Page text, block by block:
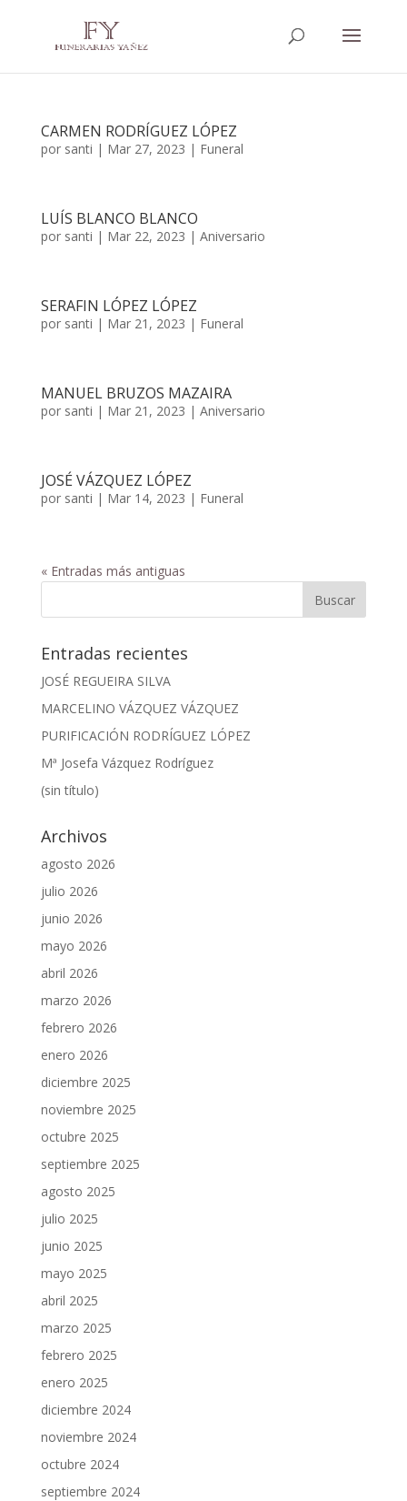
CARMEN RODRÍGUEZ LÓPEZ
por santi | Mar 27, 2023 | Funeral
LUÍS BLANCO BLANCO
por santi | Mar 22, 2023 | Aniversario
SERAFIN LÓPEZ LÓPEZ
por santi | Mar 21, 2023 | Funeral
MANUEL BRUZOS MAZAIRA
por santi | Mar 21, 2023 | Aniversario
JOSÉ VÁZQUEZ LÓPEZ
por santi | Mar 14, 2023 | Funeral
« Entradas más antiguas
Entradas recientes
JOSÉ REGUEIRA SILVA
MARCELINO VÁZQUEZ VÁZQUEZ
PURIFICACIÓN RODRÍGUEZ LÓPEZ
Mª Josefa Vázquez Rodríguez
(sin título)
Archivos
agosto 2026
julio 2026
junio 2026
mayo 2026
abril 2026
marzo 2026
febrero 2026
enero 2026
diciembre 2025
noviembre 2025
octubre 2025
septiembre 2025
agosto 2025
julio 2025
junio 2025
mayo 2025
abril 2025
marzo 2025
febrero 2025
enero 2025
diciembre 2024
noviembre 2024
octubre 2024
septiembre 2024